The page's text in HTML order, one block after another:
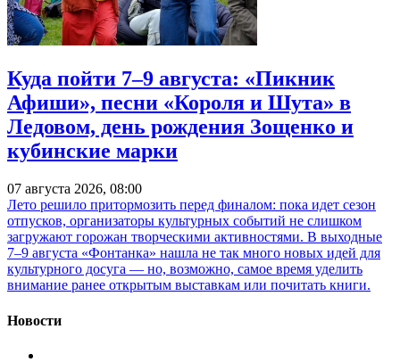
Куда пойти 7–9 августа: «Пикник
Афиши», песни «Короля и Шута» в
Ледовом, день рождения Зощенко и
кубинские марки
07 августа 2026, 08:00
Лето решило притормозить перед финалом: пока идет сезон
отпусков, организаторы культурных событий не слишком
загружают горожан творческими активностями. В выходные
7–9 августа «Фонтанка» нашла не так много новых идей для
культурного досуга — но, возможно, самое время уделить
внимание ранее открытым выставкам или почитать книги.
Новости